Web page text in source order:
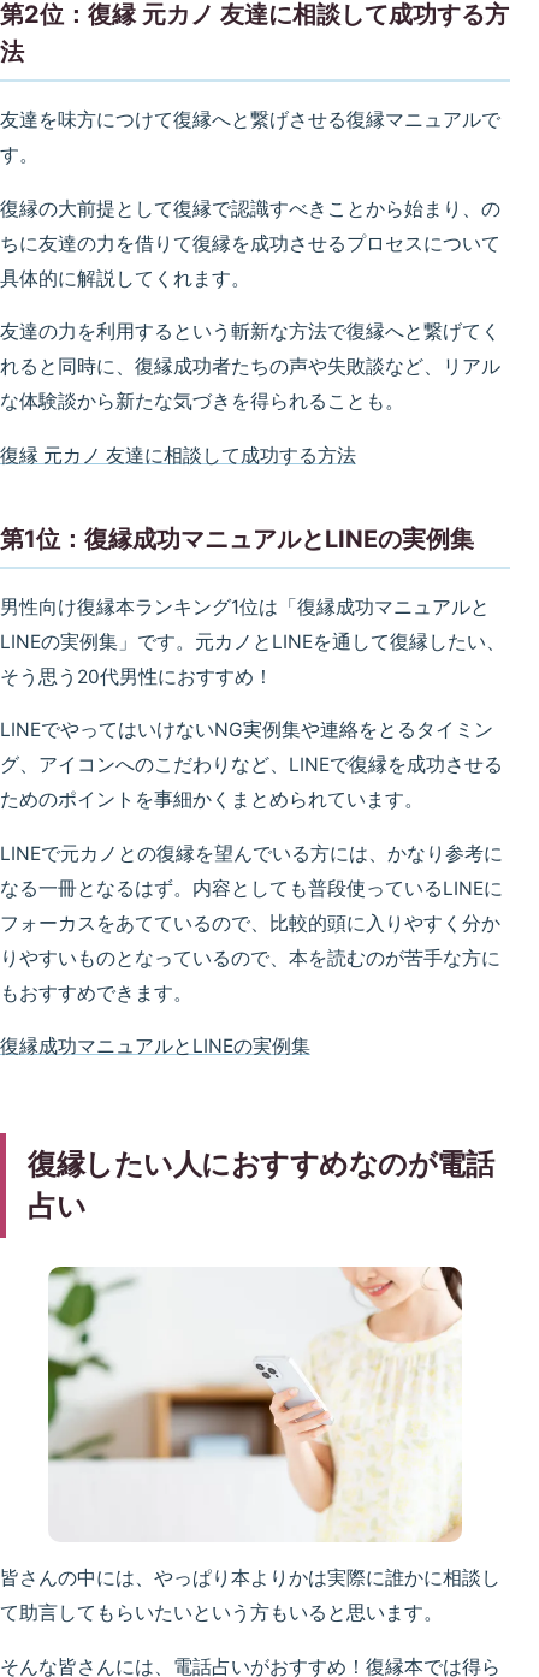
第2位：復縁 元カノ 友達に相談して成功する方
法
友達を味方につけて復縁へと繋げさせる復縁マニュアルで
す。
復縁の大前提として復縁で認識すべきことから始まり、の
ちに友達の力を借りて復縁を成功させるプロセスについて
具体的に解説してくれます。
友達の力を利用するという斬新な方法で復縁へと繋げてく
れると同時に、復縁成功者たちの声や失敗談など、リアル
な体験談から新たな気づきを得られることも。
復縁 元カノ 友達に相談して成功する方法
第1位：復縁成功マニュアルとLINEの実例集
男性向け復縁本ランキング1位は「復縁成功マニュアルと
LINEの実例集」です。元カノとLINEを通して復縁したい、
そう思う20代男性におすすめ！
LINEでやってはいけないNG実例集や連絡をとるタイミン
グ、アイコンへのこだわりなど、LINEで復縁を成功させる
ためのポイントを事細かくまとめられています。
LINEで元カノとの復縁を望んでいる方には、かなり参考に
なる一冊となるはず。内容としても普段使っているLINEに
フォーカスをあてているので、比較的頭に入りやすく分か
りやすいものとなっているので、本を読むのが苦手な方に
もおすすめできます。
復縁成功マニュアルとLINEの実例集
復縁したい人におすすめなのが電話
占い
皆さんの中には、やっぱり本よりかは実際に誰かに相談し
て助言してもらいたいという方もいると思います。
そんな皆さんには、電話占いがおすすめ！復縁本では得ら